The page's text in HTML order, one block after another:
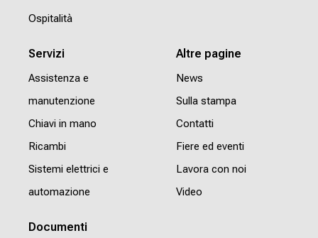
Ospitalità
Servizi
Assistenza e
manutenzione
Chiavi in mano
Ricambi
Sistemi elettrici e
automazione
Altre pagine
News
Sulla stampa
Contatti
Fiere ed eventi
Lavora con noi
Video
Documenti